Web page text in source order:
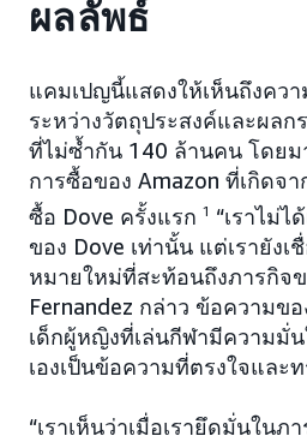
ผลลัพธ์
แคมเปญนี้แสดงให้เห็นถึงคว
ระหว่างวัตถุประสงค์และผลก
ที่ไม่ซ้ำกัน 140 ล้านคน โดยม
การซื้อของ Amazon ที่เกิดจ
ซื้อ Dove ครั้งแรก 1
“เราไม่ไ
ของ Dove เท่านั้น แต่เรายังเ
หมายใหม่ที่สะท้อนถึงภารกิจข
Fernandez กล่าว ข้อความข
เด็กผู้หญิงที่เล่นกีฬามีความมั่
เองเป็นข้อความที่ตรงใจและ
“เราเห็นว่าเมื่อเรายึดมั่นในภ